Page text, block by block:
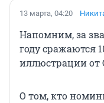
13 марта, 04:20
Напомним, за
году сражаются
иллюстрации от
О том, кто